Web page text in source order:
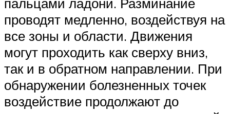
проводят медленно, воздействуя на
все зоны и области. Движения
могут проходить как сверху вниз,
так и в обратном направлении. При
обнаружении болезненных точек
воздействие продолжают до